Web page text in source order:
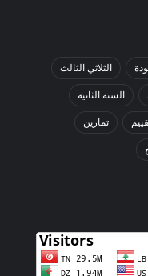
الثلاثي الثالث
السنة الثانية
تمارين